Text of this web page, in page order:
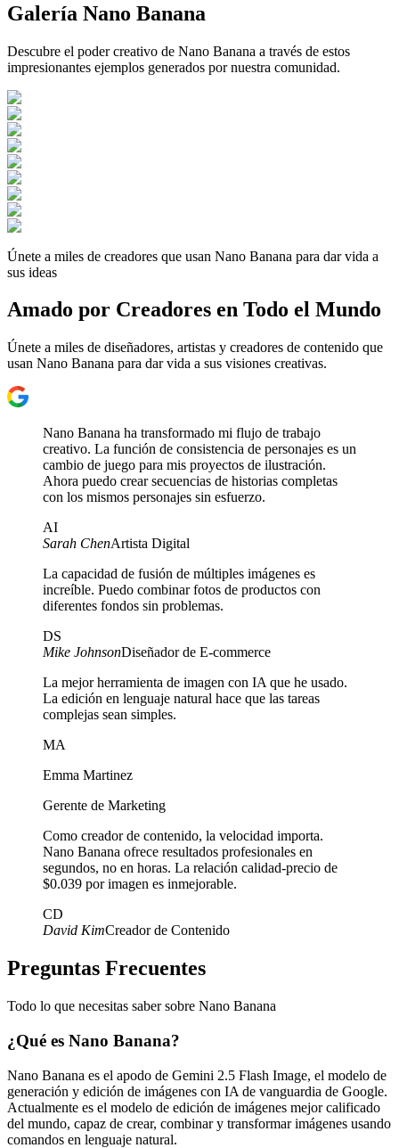
Galería Nano Banana
Descubre el poder creativo de Nano Banana a través de estos
impresionantes ejemplos generados por nuestra comunidad.
Únete a miles de creadores que usan Nano Banana para dar vida a
sus ideas
Amado por Creadores en Todo el Mundo
Únete a miles de diseñadores, artistas y creadores de contenido que
usan Nano Banana para dar vida a sus visiones creativas.
Nano Banana ha transformado mi flujo de trabajo
creativo. La función de consistencia de personajes es un
cambio de juego para mis proyectos de ilustración.
Ahora puedo crear secuencias de historias completas
con los mismos personajes sin esfuerzo.
AI
Sarah ChenArtista Digital
La capacidad de fusión de múltiples imágenes es
increíble. Puedo combinar fotos de productos con
diferentes fondos sin problemas.
DS
Mike JohnsonDiseñador de E-commerce
La mejor herramienta de imagen con IA que he usado.
La edición en lenguaje natural hace que las tareas
complejas sean simples.
MA
Emma Martinez
Gerente de Marketing
Como creador de contenido, la velocidad importa.
Nano Banana ofrece resultados profesionales en
segundos, no en horas. La relación calidad-precio de
$0.039 por imagen es inmejorable.
CD
David KimCreador de Contenido
Preguntas Frecuentes
Todo lo que necesitas saber sobre Nano Banana
¿Qué es Nano Banana?
Nano Banana es el apodo de Gemini 2.5 Flash Image, el modelo de
generación y edición de imágenes con IA de vanguardia de Google.
Actualmente es el modelo de edición de imágenes mejor calificado
del mundo, capaz de crear, combinar y transformar imágenes usando
comandos en lenguaje natural.